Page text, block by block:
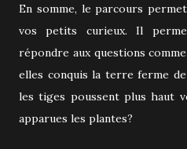
En somme, le parcours
vos petits curieux. Il
répondre aux questions
elles conquis la terre ferme
les tiges poussent plus haut
apparues les plantes?